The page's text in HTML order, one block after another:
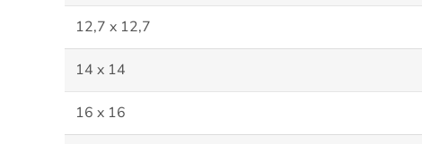
12,7 x 12,7
14 x 14
16 x 16